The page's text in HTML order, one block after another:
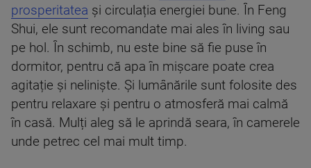
prosperitatea și circulația energiei bune. În Feng
Shui, ele sunt recomandate mai ales în living sau
pe hol. În schimb, nu este bine să fie puse în
dormitor, pentru că apa în mișcare poate crea
agitație și neliniște. Și lumânările sunt folosite des
pentru relaxare și pentru o atmosferă mai calmă
în casă. Mulți aleg să le aprindă seara, în camerele
unde petrec cel mai mult timp.